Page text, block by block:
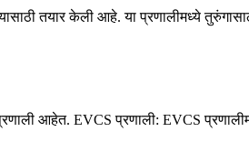
तयार केली आहे. या प्रणालीमध्ये
आहेत. EVCS प्रणाली: EVCS